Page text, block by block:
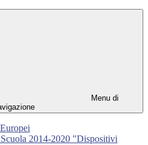
Menu di
2014-2020 "Dispositivi